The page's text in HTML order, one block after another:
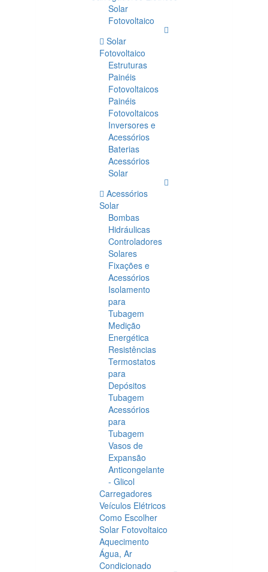
Solar
Fotovoltaico
Solar
Fotovoltaico
Estruturas
Painéis
Fotovoltaicos
Painéis
Fotovoltaicos
Inversores e
Acessórios
Baterias
Acessórios
Solar
Acessórios
Solar
Bombas
Hidráulicas
Controladores
Solares
Fixações e
Acessórios
Isolamento
para
Tubagem
Medição
Energética
Resistências
Termostatos
para
Depósitos
Tubagem
Acessórios
para
Tubagem
Vasos de
Expansão
Anticongelante
- Glicol
Carregadores
Veículos Elétricos
Como Escolher
Solar Fotovoltaico
Aquecimento
Água, Ar
Condicionado